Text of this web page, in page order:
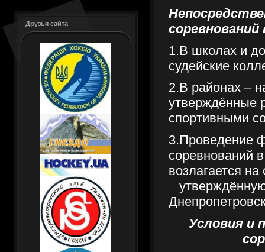
Друзья сайта
соревнований
1.В школах и
судейские
2.В районах –
утверждённые
спортивными
3.Проведение
соревнований
возлагается
Условия и